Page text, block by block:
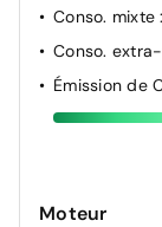
Conso. mixte
Conso.
Émission de
Moteur